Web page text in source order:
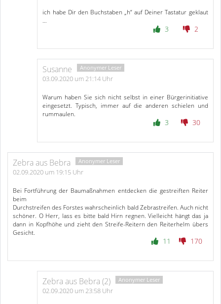
ich habe Dir den Buchstaben „h“ auf Deiner Tastatur geklaut
…
3 2
Susanne
03.09.2020 um 21:14 Uhr
Warum haben Sie sich nicht selbst in einer Bürgerinitiative
eingesetzt. Typisch, immer auf die anderen schielen und
rummaulen.
3 30
Zebra aus Bebra
02.09.2020 um 19:15 Uhr
Bei Fortführung der Baumaßnahmen entdecken die gestreiften Reiter
beim
Durchstreifen des Forstes wahrscheinlich bald Zebrastreifen. Auch nicht
schöner. O Herr, lass es bitte bald Hirn regnen. Vielleicht hängt das ja
dann in Kopfhöhe und zieht den Streife-Reitern den Reiterhelm übers
Gesicht.
11 170
Zebra aus Bebra (2)
02.09.2020 um 23:58 Uhr